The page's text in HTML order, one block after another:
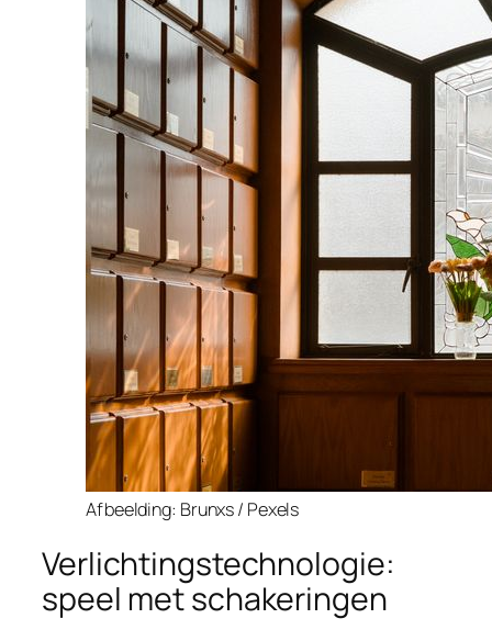
Afbeelding: Brunxs / Pexels
Verlichtingstechnologie:
speel met schakeringen